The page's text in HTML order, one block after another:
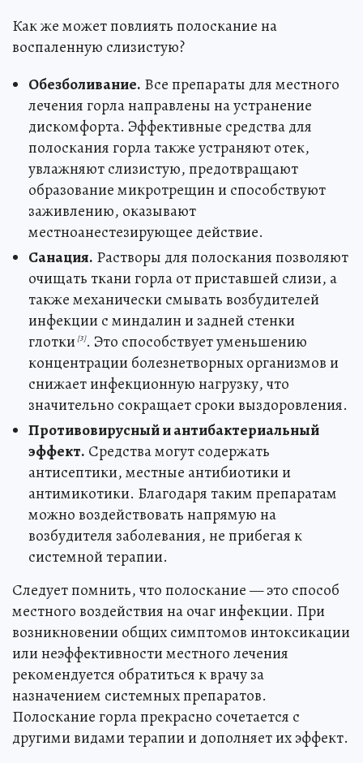
Как же может повлиять полоскание на
воспаленную слизистую?
Обезболивание. Все препараты для местного
лечения горла направлены на устранение
дискомфорта. Эффективные средства для
полоскания горла также устраняют отек,
увлажняют слизистую, предотвращают
образование микротрещин и способствуют
заживлению, оказывают
местноанестезирующее действие.
Санация. Растворы для полоскания позволяют
очищать ткани горла от приставшей слизи, а
также механически смывать возбудителей
инфекции с миндалин и задней стенки
глотки [3]. Это способствует уменьшению
концентрации болезнетворных организмов и
снижает инфекционную нагрузку, что
значительно сокращает сроки выздоровления.
Противовирусный и антибактериальный
эффект. Средства могут содержать
антисептики, местные антибиотики и
антимикотики. Благодаря таким препаратам
можно воздействовать напрямую на
возбудителя заболевания, не прибегая к
системной терапии.
Следует помнить, что полоскание — это способ
местного воздействия на очаг инфекции. При
возникновении общих симптомов интоксикации
или неэффективности местного лечения
рекомендуется обратиться к врачу за
назначением системных препаратов.
Полоскание горла прекрасно сочетается с
другими видами терапии и дополняет их эффект.